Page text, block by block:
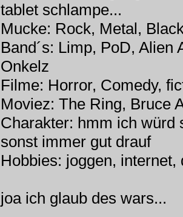
tablet schlampe...
Mucke: Rock, Metal,
Band´s: Limp, PoD,
Onkelz
Filme: Horror, Comedy,
Moviez: The Ring, Bruce
Charakter: hmm ich
sonst immer gut drauf
Hobbies: joggen,
joa ich glaub des wars...